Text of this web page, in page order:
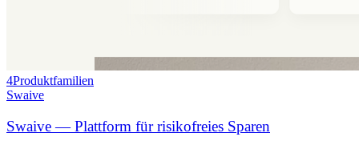
4Produktfamilien
Swaive
Swaive — Plattform für risikofreies Sparen